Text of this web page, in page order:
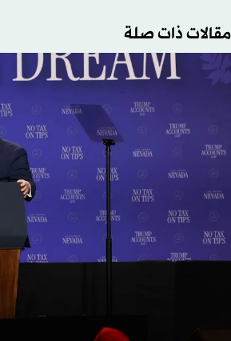
مقالات ذات صلة